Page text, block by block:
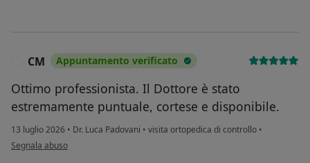
CM Appuntamento verificato
Ottimo professionista. Il Dottore è stato
estremamente puntuale, cortese e disponibile.
13 luglio 2026 • Dr. Luca Padovani • visita ortopedica di controllo •
secondo l'opinione dell'utente CM
Segnala abuso